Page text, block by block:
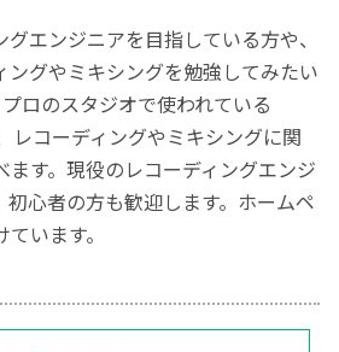
エンジニアを目指している方や、
ングやミキシングを勉強してみたい
ロのスタジオで使われている
レコーディングやミキシングに関
ます。現役のレコーディングエンジ
心者の方も歓迎します。ホームペ
います。